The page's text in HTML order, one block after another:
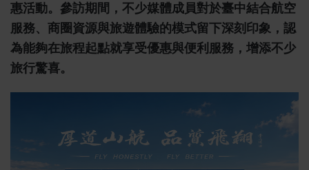
惠活動。參訪期間，不少媒體成員對於臺中結合航空
服務、商圈資源與旅遊體驗的模式留下深刻印象，認
為能夠在旅程起點就享受優惠與便利服務，增添不少
旅行驚喜。